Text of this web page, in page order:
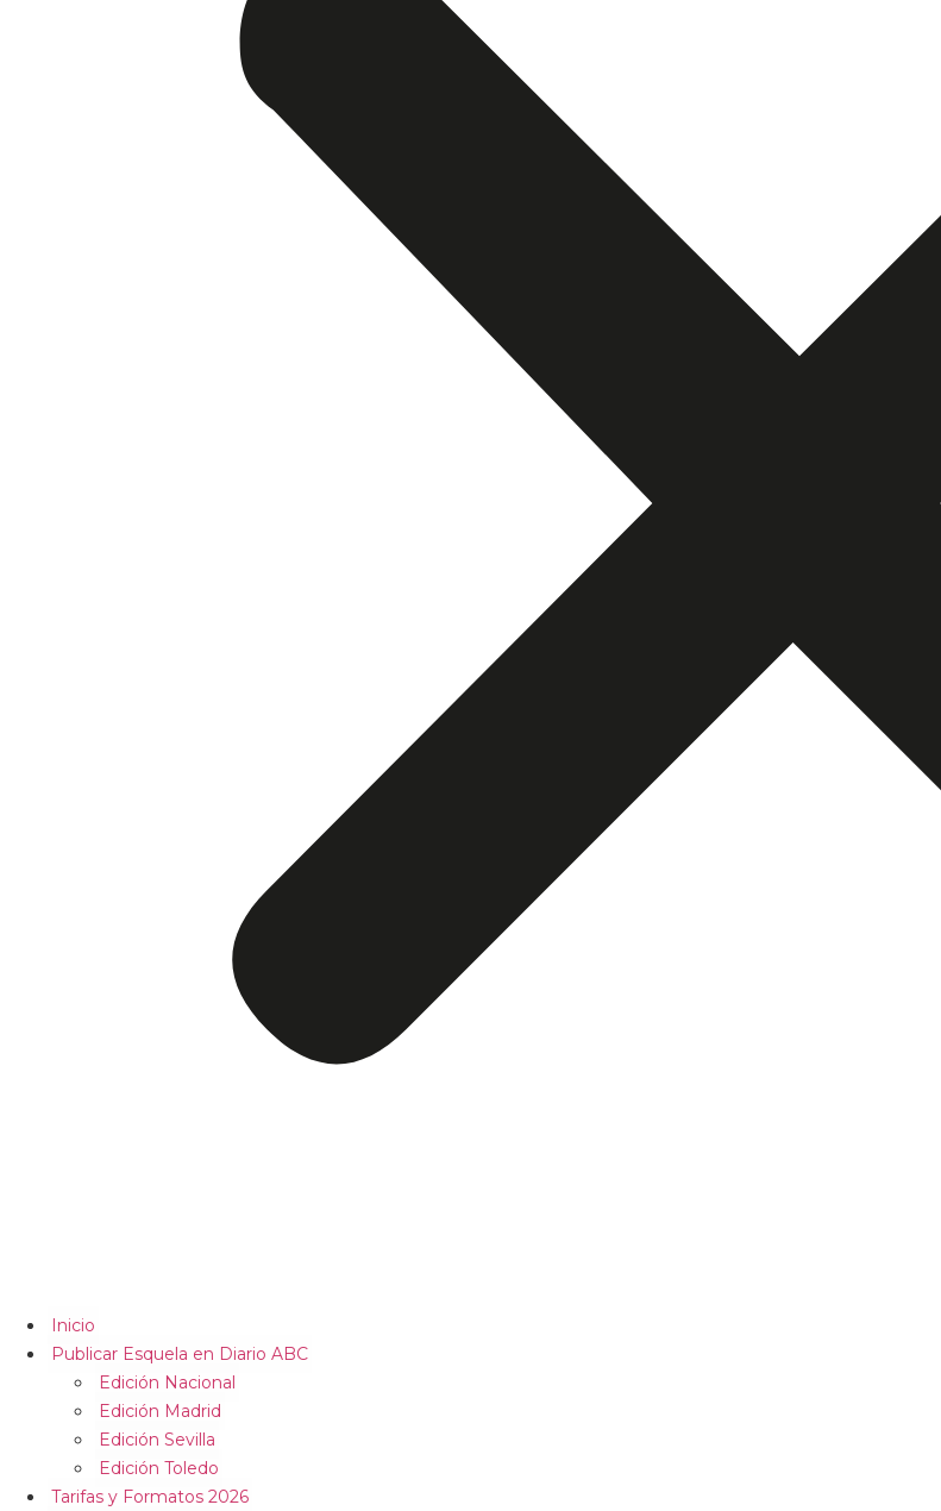
Inicio
Publicar Esquela en Diario ABC
Edición Nacional
Edición Madrid
Edición Sevilla
Edición Toledo
Tarifas y Formatos 2026